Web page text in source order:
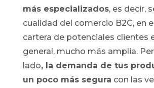
más especializados, es decir,
cualidad del comercio B2C, en
cartera de potenciales clientes
general, mucho más amplia.
lado, la demanda de tus
un poco más segura con las